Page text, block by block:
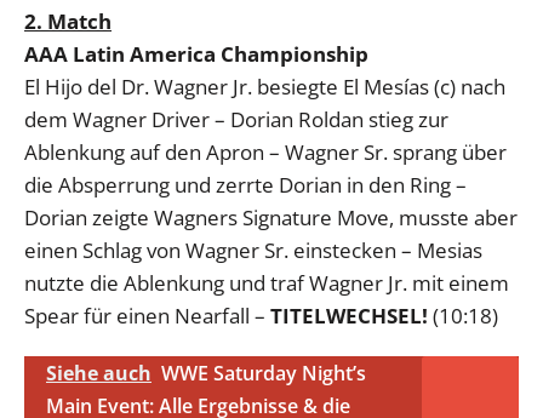
2. Match
AAA Latin America Championship
El Hijo del Dr. Wagner Jr. besiegte El Mesías (c) nach
dem Wagner Driver – Dorian Roldan stieg zur
Ablenkung auf den Apron – Wagner Sr. sprang über
die Absperrung und zerrte Dorian in den Ring –
Dorian zeigte Wagners Signature Move, musste aber
einen Schlag von Wagner Sr. einstecken – Mesias
nutzte die Ablenkung und traf Wagner Jr. mit einem
Spear für einen Nearfall – TITELWECHSEL! (10:18)
Siehe auch WWE Saturday Night’s
Main Event: Alle Ergebnisse & die